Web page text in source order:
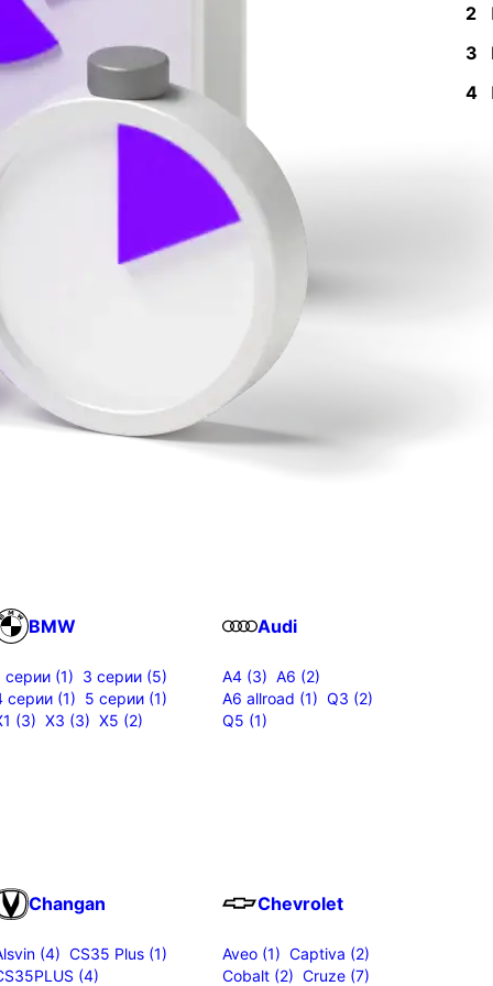
2
3
4
BMW
серии (1) 3 серии (5)
серии (1) 5 серии (1)
(3) X3 (3) X5 (2)
Audi
A4 (3) A6 (2)
A6 allroad (1) Q3 (2)
Q5 (1)
Changan
(4) CS35 Plus (1)
(4)
Chevrolet
Aveo (1) Captiva (2)
Cobalt (2) Cruze (7)